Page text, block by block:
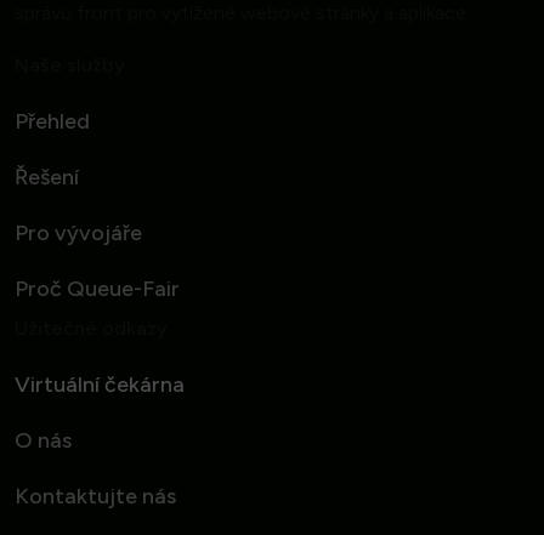
Přehled
Řešení
Pro vývojáře
Proč Queue-Fair
Virtuální čekárna
O nás
Kontaktujte nás